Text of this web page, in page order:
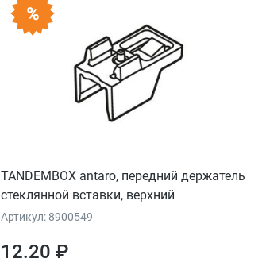
TANDEMBOX antaro, передний держатель
стеклянной вставки, верхний
Артикул: 8900549
12.20 ₽